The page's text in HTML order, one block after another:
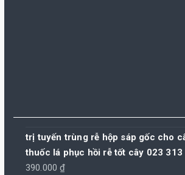
trị tuyến trùng rễ hộp sáp gốc cho
thuốc lá phục hồi rễ tốt cây 023 313
390.000₫